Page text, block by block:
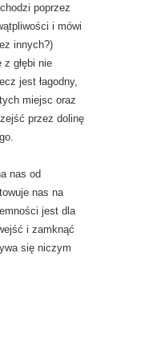
poprzez
i mówi
innych?)
głębi nie
jest łagodny,
miejsc oraz
przez dolinę
nas od
nas na
jest dla
i zamknąć
się niczym